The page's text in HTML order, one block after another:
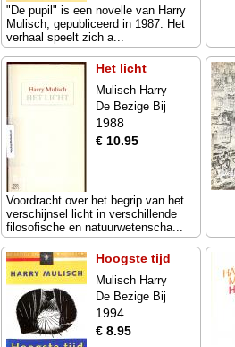
"De pupil" is een novelle van Harry
Mulisch, gepubliceerd in 1987. Het
verhaal speelt zich a...
Het licht
Mulisch Harry
De Bezige Bij
1988
€ 10.95
Voordracht over het begrip van het
verschijnsel licht in verschillende
filosofische en natuurwetenscha...
Hoogste tijd
Mulisch Harry
De Bezige Bij
1994
€ 8.95